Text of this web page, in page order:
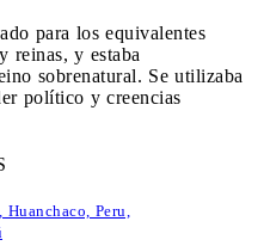
para los equivalentes
reinas, y estaba
sobrenatural. Se utilizaba
político y creencias
Peru,